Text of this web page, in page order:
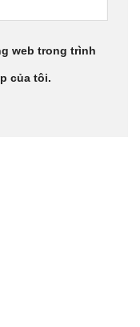
web trong trình
của tôi.